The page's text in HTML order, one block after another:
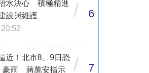
水決心 積極精進
設與維護
/ 6
近！北市8、9日恐
豪雨 蔣萬安指示
/ 7